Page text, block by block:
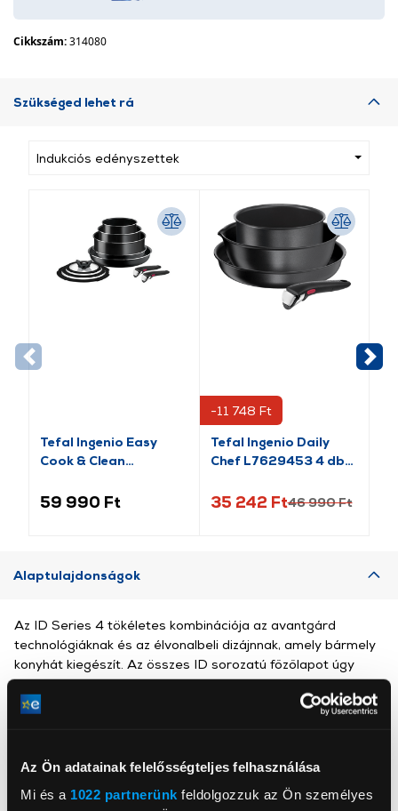
Az Ön adatainak felelősségteljes felhasználása
Mi és a 1022 partnerünk feldolgozzuk az Ön személyes
Cikkszám:314080
Szükséged lehet rá
Indukciós edényszettek
Tefal Ingenio Easy
Cook & Clean
edényszett
59 990 Ft
-11 748 Ft
Tefal Ingenio Daily
Chef L7629453 4 db-
35 242 Ft46 990 Ft
Alaptulajdonságok
Az ID Series 4 tökéletes kombinációja az avantgárd
technológiáknak és az élvonalbeli dizájnnak, amely bármely
konyhát kiegészít. Az összes ID sorozatú főzőlapot úgy
terveztük, hogy kifejezze egyedi identitásod, önmagad
kiterjesztéseként. Ez a Bionicooknak, a fejlett technológia
személyre főzési technikád az innovatív érzékelőknek
automatikusan beállítják az ideális teljesítményszintet